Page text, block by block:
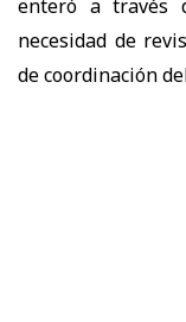
enteró a través
necesidad de
de coordinación